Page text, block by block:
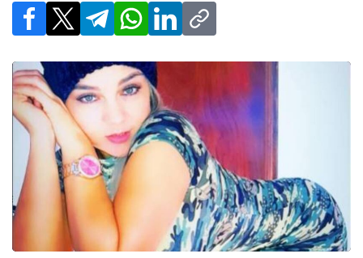
Facebook
X TelegramWhatsApp
LinkedInCopy link